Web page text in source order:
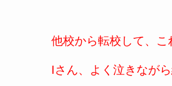
他校から転校して、
Iさん、よく泣きなが